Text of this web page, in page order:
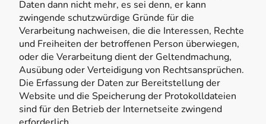
Daten dann nicht mehr, es sei denn, er kann
zwingende schutzwürdige Gründe für die
Verarbeitung nachweisen, die die Interessen, Rechte
und Freiheiten der betroffenen Person überwiegen,
oder die Verarbeitung dient der Geltendmachung,
Ausübung oder Verteidigung von Rechtsansprüchen.
Die Erfassung der Daten zur Bereitstellung der
Website und die Speicherung der Protokolldateien
sind für den Betrieb der Internetseite zwingend